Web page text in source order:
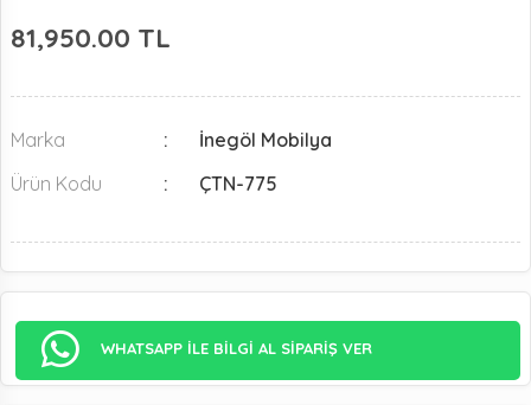
81,950.00 TL
Marka
İnegöl Mobilya
Ürün Kodu
ÇTN-775
WHATSAPP İLE BİLGİ AL SİPARİŞ VER